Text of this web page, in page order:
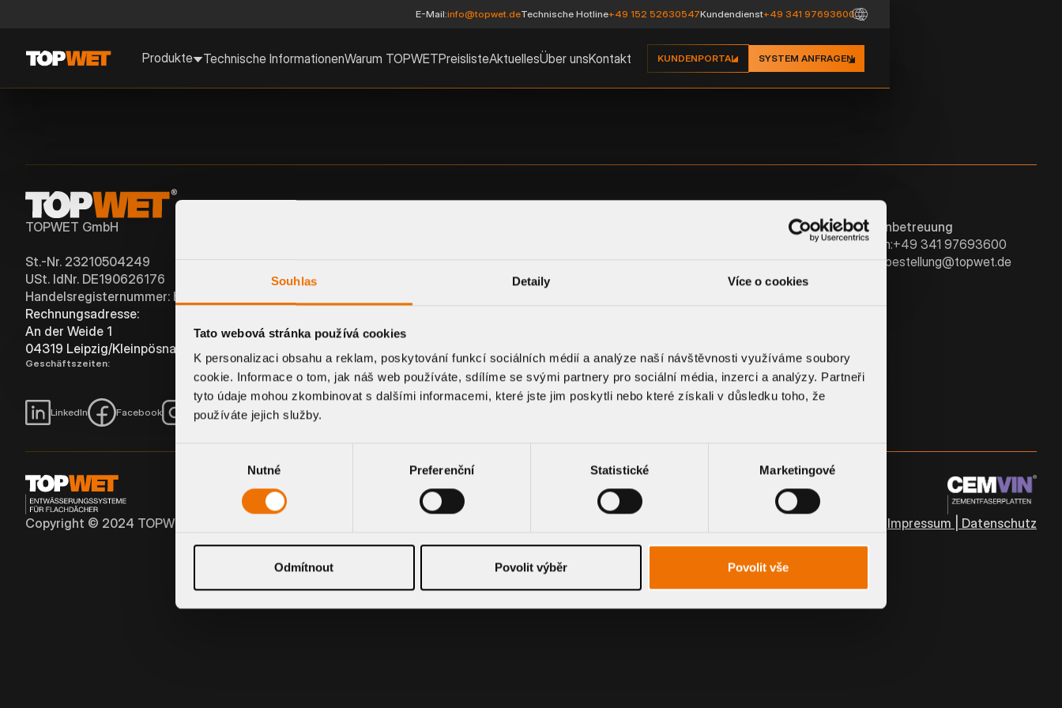
Souhlas Detaily Více o cookies
Tato webová stránka používá cookies
K personalizaci obsahu a reklam, poskytování funkcí sociálních médií a analýze naší návštěvnosti využíváme soubory
cookie. Informace o tom, jak náš web používáte, sdílíme se svými partnery pro sociální média, inzerci a analýzy. Partneři
tyto údaje mohou zkombinovat s dalšími informacemi, které jste jim poskytli nebo které získali v důsledku toho, že
používáte jejich služby.
Výběr
Nutné Preferenční Statistické Marketingové
Odmítnout Povolit výběr Povolit vše
E-Mail:info@topwet.deTechnische Hotline+49 152 52630547Kundendienst+49 341 97693600
Produkte Technische InformationenWarum TOPWETPreislisteAktuellesÜber unsKontakt KUNDENPORTAL SYSTEM ANFRAGEN
TOPWET GmbH
St.-Nr. 23210504249
USt. IdNr. DE190626176
Handelsregisternummer: hrb 13854
Rechnungsadresse:
An der Weide 1
04319 Leipzig/Kleinpösna
An der Hebemärchte 6
Geschäftszeiten: Montag bis Donnerstag: 7:00 - 16:00
Uhr, Freitag:7:00 - 13:00 Uhr
LinkedIn Facebook Instagram Youtube
Kundenbetreuung
Telefon:+49 341 97693600
bestellung@topwet.de
Technische Informationen
GDPR und Cookies
Copyright © 2024 TOPWET GmbH - Alle Rechte vorbehalten Impressum | Datenschutz